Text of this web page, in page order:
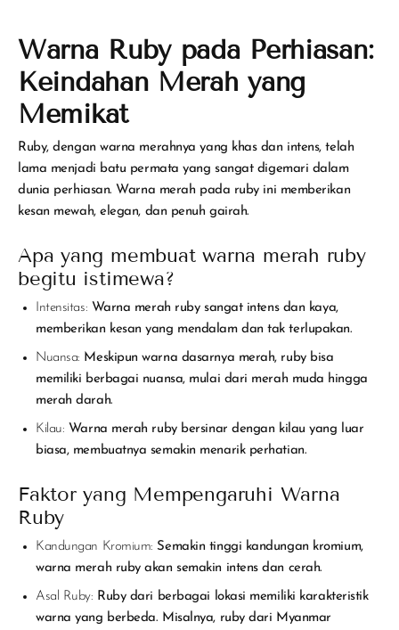
Warna Ruby pada Perhiasan:
Keindahan Merah yang
Memikat
Ruby, dengan warna merahnya yang khas dan intens, telah
lama menjadi batu permata yang sangat digemari dalam
dunia perhiasan. Warna merah pada ruby ini memberikan
kesan mewah, elegan, dan penuh gairah.
Apa yang membuat warna merah ruby
begitu istimewa?
Intensitas: Warna merah ruby sangat intens dan kaya,
memberikan kesan yang mendalam dan tak terlupakan.
Nuansa: Meskipun warna dasarnya merah, ruby bisa
memiliki berbagai nuansa, mulai dari merah muda hingga
merah darah.
Kilau: Warna merah ruby bersinar dengan kilau yang luar
biasa, membuatnya semakin menarik perhatian.
Faktor yang Mempengaruhi Warna
Ruby
Kandungan Kromium: Semakin tinggi kandungan kromium,
warna merah ruby akan semakin intens dan cerah.
Asal Ruby: Ruby dari berbagai lokasi memiliki karakteristik
warna yang berbeda. Misalnya, ruby dari Myanmar